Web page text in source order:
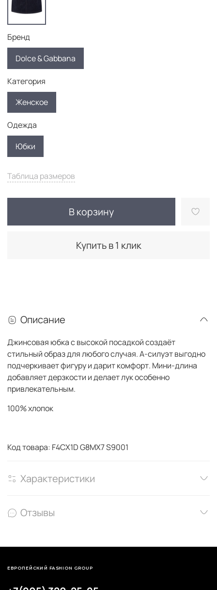
Таблица размеров
В корзину
Купить в 1 клик
Бренд
Dolce & Gabbana
Категория
Женское
Одежда
Юбки
Описание
Джинсовая юбка с высокой посадкой создаёт
стильный образ для любого случая. А-силуэт выгодно
подчеркивает фигуру и дарит комфорт. Мини-длина
добавляет дерзкости и делает лук особенно
привлекательным.
100% хлопок
Код товара: F4CX1D G8MX7 S9001
Характеристики
Отзывы
ЕВРОПЕЙСКИЙ FASHION GROUP